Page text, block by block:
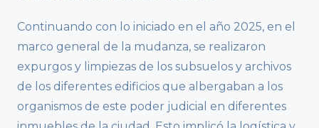
Continuando con lo iniciado en el año 2025, en el
marco general de la mudanza, se realizaron
expurgos y limpiezas de los subsuelos y archivos
de los diferentes edificios que albergaban a los
organismos de este poder judicial en diferentes